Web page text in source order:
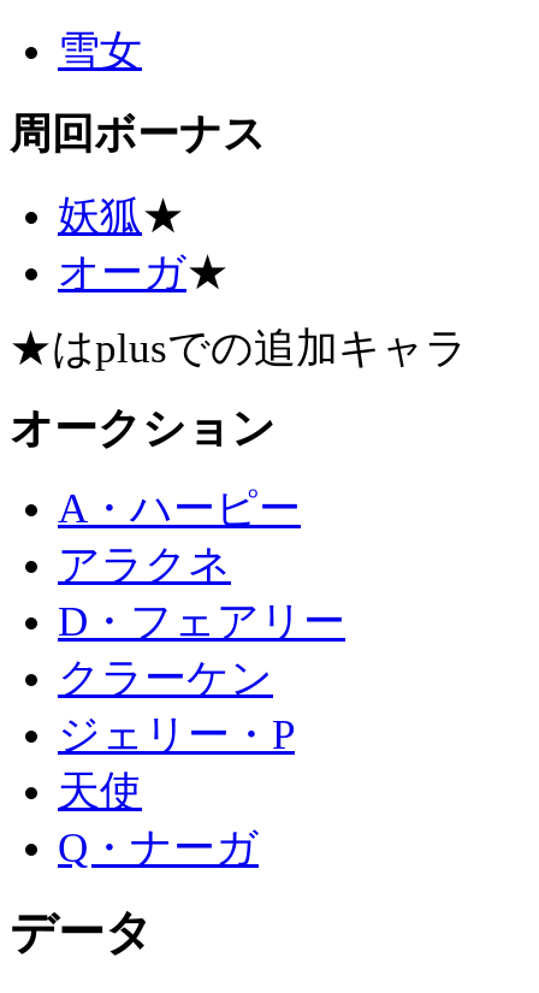
雪女
周回ボーナス
妖狐★
オーガ★
★はplusでの追加キャラ
オークション
A・ハーピー
アラクネ
D・フェアリー
クラーケン
ジェリー・P
天使
Q・ナーガ
データ